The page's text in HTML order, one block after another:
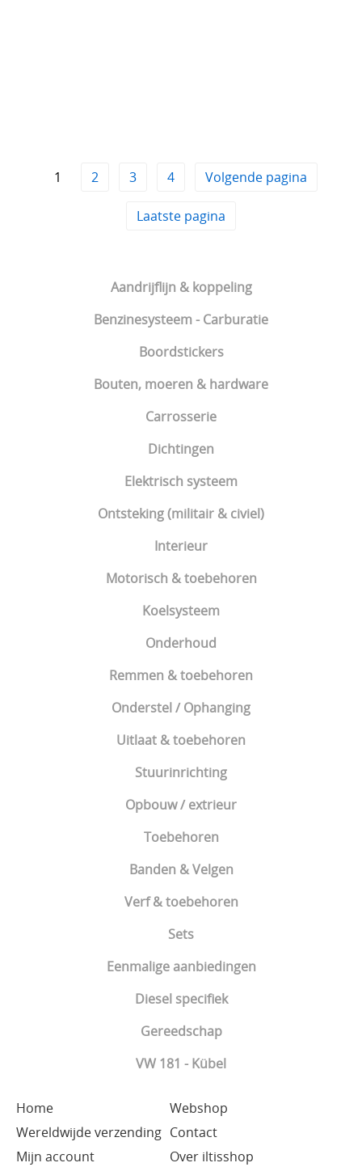
Aandrijflijn & koppeling
Benzinesysteem - Carburatie
Boordstickers
Bouten, moeren & hardware
Carrosserie
Dichtingen
Elektrisch systeem
Ontsteking (militair & civiel)
Interieur
Motorisch & toebehoren
Koelsysteem
Onderhoud
Remmen & toebehoren
Onderstel / Ophanging
Uitlaat & toebehoren
Stuurinrichting
Opbouw / extrieur
Toebehoren
Banden & Velgen
Verf & toebehoren
Sets
Eenmalige aanbiedingen
Diesel specifiek
Gereedschap
VW 181 - Kübel
1 2 3 4 Volgende pagina
Laatste pagina
Home
Webshop
Wereldwijde verzending Contact
Mijn account
Over iltisshop